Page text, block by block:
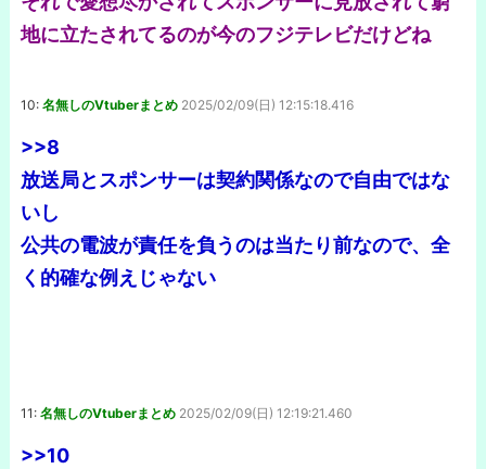
地に立たされてるのが今のフジテレビだけどね
10: 名無しのVtuberまとめ 2025/02/09(日) 12:15:18.416
>>8
放送局とスポンサーは契約関係なので自由ではな
いし
公共の電波が責任を負うのは当たり前なので、全
く的確な例えじゃない
11: 名無しのVtuberまとめ 2025/02/09(日) 12:19:21.460
>>10